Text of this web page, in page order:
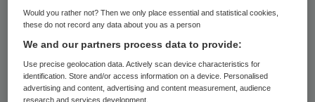
tv-programma’s hoezeer haar
levenskwaliteit verbeterd was door het
geneesmiddel Myozyme van het
farmaceutische bedrijf Genzyme. De
vergoeding van het dure geneesmiddel dat
Would you rather not? Then we only place essential and statistical cookies,
these do not record any data about you as a person
We and our partners process data to provide:
Use precise geolocation data. Actively scan device characteristics for
identification. Store and/or access information on a device. Personalised
advertising and content, advertising and content measurement, audience
research and services development.